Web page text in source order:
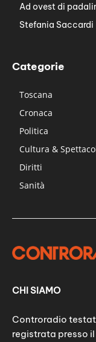
Ad ovest di
Stefania Saccardi
Categorie
Toscana
Cronaca
Politica
Cultura &
Diritti
Sanità
CHI SIAMO
Controradio
registrata presso